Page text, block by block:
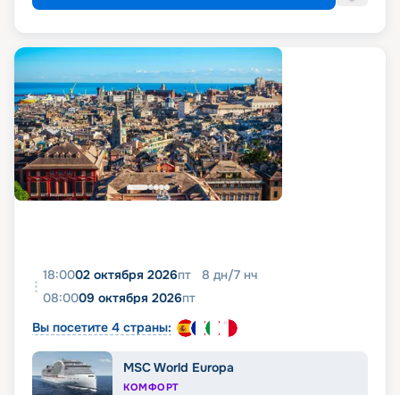
18:0002 октября 2026пт 8 дн/7 нч
08:0009 октября 2026пт
Вы посетите 4 страны:
MSC World Europa
КОМФОРТ